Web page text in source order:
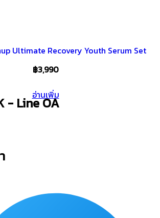
Ultimate Recovery Youth Serum Set
฿3,990
อ่านเพิ่ม
- Line OA